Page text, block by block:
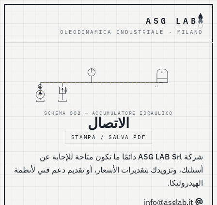
ASG LAB
OLEODINAMICA INDUSTRIALE · MILANO
N₂
P1
V1
PG
A1
SCHEMA 002 — ACCUMULATORE IDRAULICO
الاتصال
STAMPA / SALVA PDF
شركة ASG LAB Srlدائمًا ما تكون متاحة للإجابة عن
أسئلتك، وتزويدك بتقديرات الأسعار، أو تقديم دعم فني لأنظمة
الهيدروليكا.
info@asglab.it